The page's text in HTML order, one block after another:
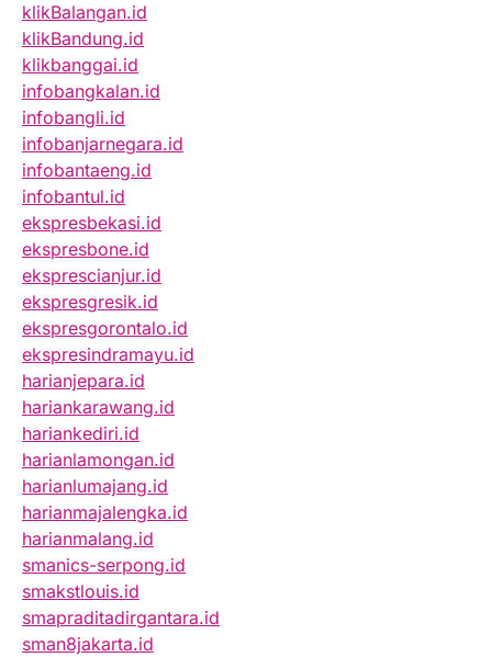
klikBalangan.id
klikBandung.id
klikbanggai.id
infobangkalan.id
infobangli.id
infobanjarnegara.id
infobantaeng.id
infobantul.id
ekspresbekasi.id
ekspresbone.id
eksprescianjur.id
ekspresgresik.id
ekspresgorontalo.id
ekspresindramayu.id
harianjepara.id
hariankarawang.id
hariankediri.id
harianlamongan.id
harianlumajang.id
harianmajalengka.id
harianmalang.id
smanics-serpong.id
smakstlouis.id
smapraditadirgantara.id
sman8jakarta.id